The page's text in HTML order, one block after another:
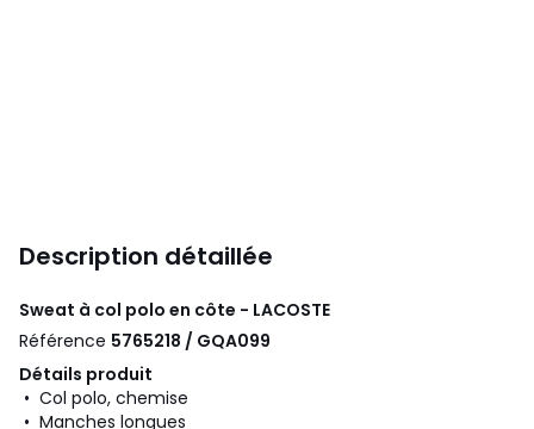
Description détaillée
Sweat à col polo en côte - LACOSTE
Référence 5765218 / GQA099
Détails produit
• Col polo, chemise
• Manches longues